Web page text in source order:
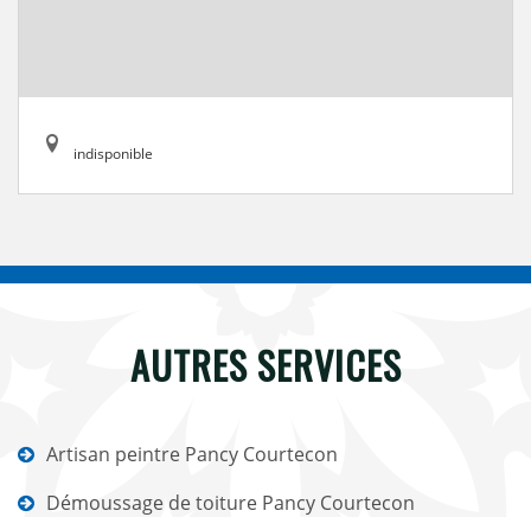
indisponible
AUTRES SERVICES
Artisan peintre Pancy Courtecon
Démoussage de toiture Pancy Courtecon